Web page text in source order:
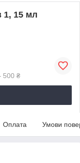
1, 15 мл
500 ₴
Оплата Умови